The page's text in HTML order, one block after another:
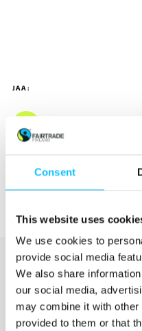
Consent
This website uses
We use cookies to
provide social media
We also share
our social media,
may combine it with other
provided to them or that
JAA: